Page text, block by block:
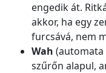
engedik át.
akkor, ha egy
furcsává, nem
Wah (automata
szűrőn alapul,